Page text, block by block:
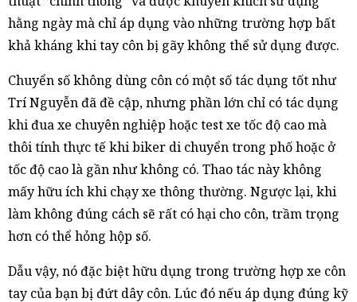
hằng ngày mà chỉ áp dụng vào những trường hợp bất
khả kháng khi tay côn bị gãy không thể sử dụng được.
Chuyển số không dùng côn có một số tác dụng tốt như
Trí Nguyễn đã đề cập, nhưng phần lớn chỉ có tác dụng
khi đua xe chuyên nghiệp hoặc test xe tốc độ cao mà
thôi tính thực tế khi biker di chuyển trong phố hoặc ở
tốc độ cao là gần như không có. Thao tác này không
mấy hữu ích khi chạy xe thông thường. Ngược lại, khi
làm không đúng cách sẽ rất có hại cho côn, trầm trọng
hơn có thể hỏng hộp số.
Dẫu vậy, nó đặc biệt hữu dụng trong trường hợp xe côn
tay của bạn bị đứt dây côn. Lúc đó nếu áp dụng đúng kỹ